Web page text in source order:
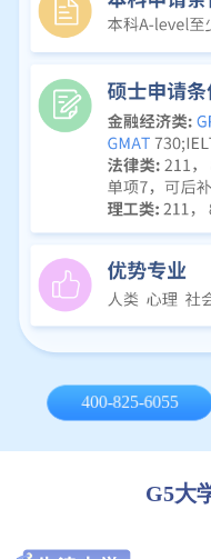
400-825-6055
G5大